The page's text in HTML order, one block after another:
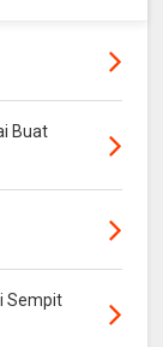
Buat
Sempit